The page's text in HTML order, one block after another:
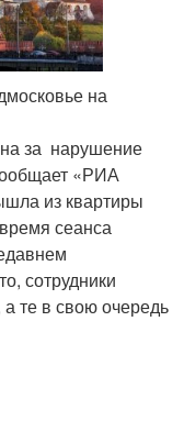
на
за нарушение
«РИА
из квартиры
сеанса
сотрудники
те в свою очередь